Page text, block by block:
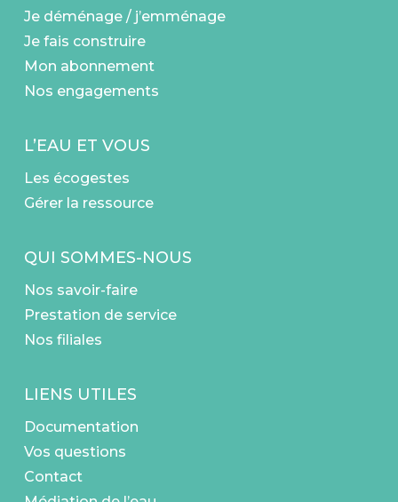
Je déménage / j’emménage
Je fais construire
Mon abonnement
Nos engagements
L’EAU ET VOUS
Les écogestes
Gérer la ressource
QUI SOMMES-NOUS
Nos savoir-faire
Prestation de service
Nos filiales
LIENS UTILES
Documentation
Vos questions
Contact